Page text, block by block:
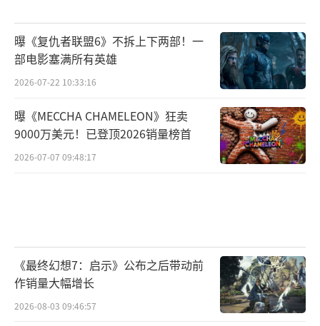
曝《复仇者联盟6》不拆上下两部！一
部电影塞满所有英雄
2026-07-22 10:33:16
曝《MECCHA CHAMELEON》狂卖
9000万美元！已登顶2026销量榜首
2026-07-07 09:48:17
《最终幻想7：启示》公布之后带动前
作销量大幅增长
2026-08-03 09:46:57